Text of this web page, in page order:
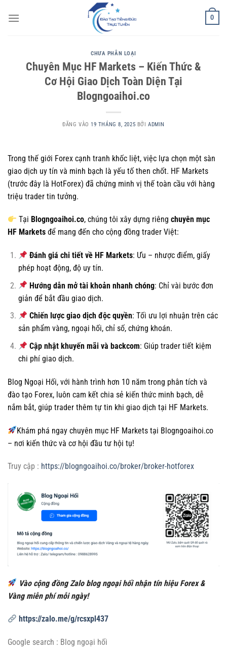
qua
0
CHƯA PHÂN LOẠI
Chuyên Mục HF Markets – Kiến Thức &
Cơ Hội Giao Dịch Toàn Diện Tại
Blogngoaihoi.co
ĐĂNG VÀO19 THÁNG 8, 2025 BỞI ADMIN
Trong thế giới Forex cạnh tranh khốc liệt, việc lựa chọn một sàn
giao dịch uy tín và minh bạch là yếu tố then chốt. HF Markets
(trước đây là HotForex) đã chứng minh vị thế toàn cầu với hàng
triệu trader tin tưởng.
Tại Blogngoaihoi.co, chúng tôi xây dựng riêngchuyên mục
HF Markets để mang đến cho cộng đồng trader Việt:
Đánh giá chi tiết về HF Markets: Ưu – nhược điểm, giấy
phép hoạt động, độ uy tín.
Hướng dẫn mở tài khoản nhanh chóng: Chỉ vài bước đơn
giản để bắt đầu giao dịch.
Chiến lược giao dịch độc quyền: Tối ưu lợi nhuận trên các
sản phẩm vàng, ngoại hối, chỉ số, chứng khoán.
Cập nhật khuyến mãi và backcom: Giúp trader tiết kiệm
chi phí giao dịch.
Blog Ngoại Hối, với hành trình hơn 10 năm trong phân tích và
đào tạo Forex, luôn cam kết chia sẻ kiến thức minh bạch, dễ
nắm bắt, giúp trader thêm tự tin khi giao dịch tại HF Markets.
Khám phá ngay chuyên mục HF Markets tại Blogngoaihoi.co
– nơi kiến thức và cơ hội đầu tư hội tụ!
Truy cập : https://blogngoaihoi.co/broker/broker-hotforex
Vào cộng đồng Zalo blog ngoại hối nhận tín hiệu Forex &
Vàng miễn phí mỗi ngày!
https://zalo.me/g/rcsxpl437
Google search : Blog ngoại hối